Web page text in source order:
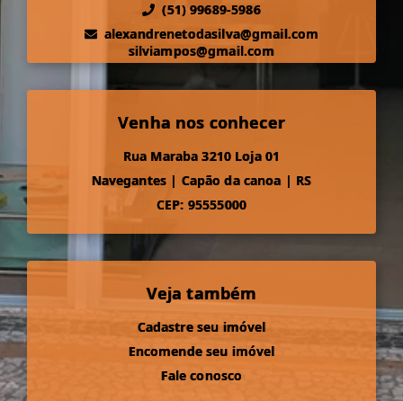
(51) 99689-5986
alexandrenetodasilva@gmail.com
silviampos@gmail.com
Venha nos conhecer
Rua Maraba 3210 Loja 01
Navegantes | Capão da canoa | RS
CEP: 95555000
Veja também
Cadastre seu imóvel
Encomende seu imóvel
Fale conosco